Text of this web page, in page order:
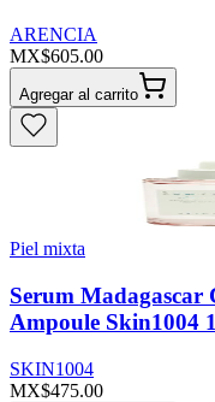
ARENCIA
MX$605.00
Agregar al carrito
Piel mixta
Serum Madagascar
Ampoule Skin1004
SKIN1004
MX$475.00